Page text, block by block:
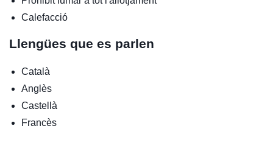
Calefacció
Llengües que es parlen
Català
Anglès
Castellà
Francès